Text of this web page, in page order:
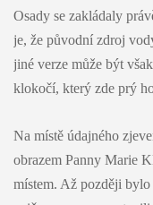
Osady se zakládaly
je, že původní zdroj
jiné verze může být
klokočí, který zde prý
Na místě údajného
obrazem Panny Marie
místem. Až později